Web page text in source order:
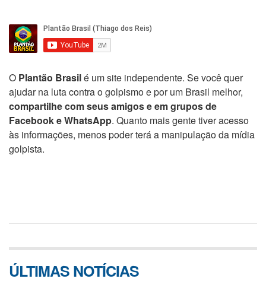
O Plantão Brasilé um site independente. Se você quer
ajudar na luta contra o golpismo e por um Brasil melhor,
compartilhe com seus amigos e em grupos de
Facebook e WhatsApp. Quanto mais gente tiver acesso
às informações, menos poder terá a manipulação da mídia
golpista.
ÚLTIMAS NOTÍCIAS